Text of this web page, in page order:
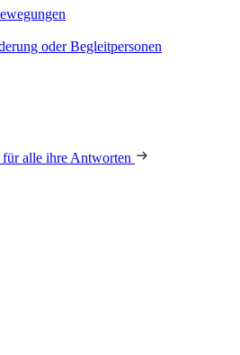
oder Begleitpersonen
alle ihre Antworten